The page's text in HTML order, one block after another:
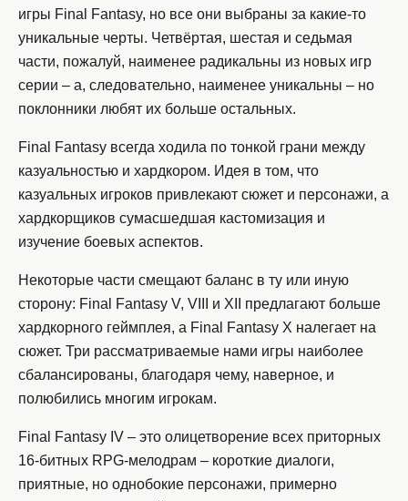
игры Final Fantasy, но все они выбраны за какие-то
уникальные черты. Четвёртая, шестая и седьмая
части, пожалуй, наименее радикальны из новых игр
серии – а, следовательно, наименее уникальны – но
поклонники любят их больше остальных.
Final Fantasy всегда ходила по тонкой грани между
казуальностью и хардкором. Идея в том, что
казуальных игроков привлекают сюжет и персонажи, а
хардкорщиков сумасшедшая кастомизация и
изучение боевых аспектов.
Некоторые части смещают баланс в ту или иную
сторону: Final Fantasy V, VIII и XII предлагают больше
хардкорного геймплея, а Final Fantasy X налегает на
сюжет. Три рассматриваемые нами игры наиболее
сбалансированы, благодаря чему, наверное, и
полюбились многим игрокам.
Final Fantasy IV – это олицетворение всех приторных
16-битных RPG-мелодрам – короткие диалоги,
приятные, но однобокие персонажи, примерно